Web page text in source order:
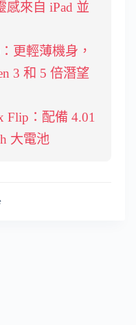
感來自 iPad 並
更輕薄機身，
3 和 5 倍潛望
Flip：配備 4.01
大電池